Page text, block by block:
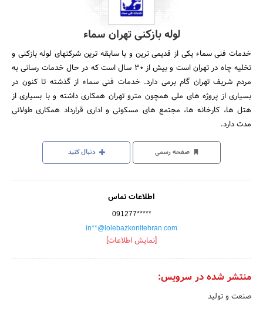
لوله بازکنی تهران سماء
خدمات فنی سماء یکی از قدیمی ترین و با سابقه ترین شرکتهای لوله بازکنی و
تخلیه چاه در تهران است و بیش از 30 سال است که در حال خدمات رسانی به
مردم شریف تهران گام برمی دارد. خدمات فنی سماء از گذشته تا کنون در
بسیاری از پروژه های ملی همچون مترو تهران همکاری داشته و با بسیاری از
هتل ها، کارخانه ها، مجتمع های مسکونی و اداری قرارداد همکاری طولانی
مدت دارد.
صفحه رسمی دنبال کنید
اطلاعات تماس
091277*****
in**@lolebazkonitehran.com
[نمایش اطلاعات]
منتشر شده در سرویس:
صنعت و تولید